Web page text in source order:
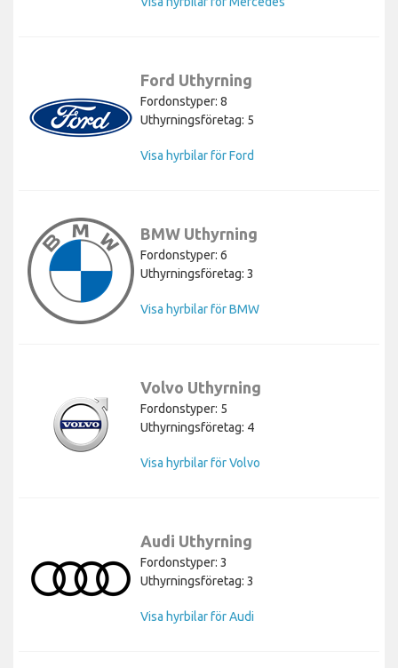
Ford Uthyrning
Fordonstyper: 8
Uthyrningsföretag: 5
Visa hyrbilar för Ford
BMW Uthyrning
Fordonstyper: 6
Uthyrningsföretag: 3
Visa hyrbilar för BMW
Volvo Uthyrning
Fordonstyper: 5
Uthyrningsföretag: 4
Visa hyrbilar för Volvo
Audi Uthyrning
Fordonstyper: 3
Uthyrningsföretag: 3
Visa hyrbilar för Audi